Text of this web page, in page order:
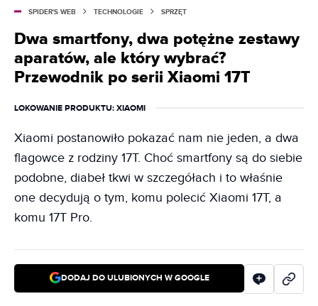
SPIDER'S WEB TECHNOLOGIE SPRZĘT
Dwa smartfony, dwa potężne zestawy
aparatów, ale który wybrać?
Przewodnik po serii Xiaomi 17T
LOKOWANIE PRODUKTU: XIAOMI
Xiaomi postanowiło pokazać nam nie jeden, a dwa
flagowce z rodziny 17T. Choć smartfony są do siebie
podobne, diabeł tkwi w szczegółach i to właśnie
one decydują o tym, komu polecić Xiaomi 17T, a
komu 17T Pro.
DODAJ DO ULUBIONYCH W GOOGLE